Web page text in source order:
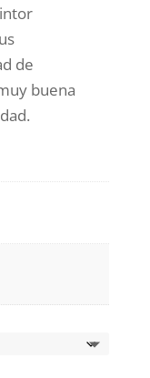
€
€
de
buena